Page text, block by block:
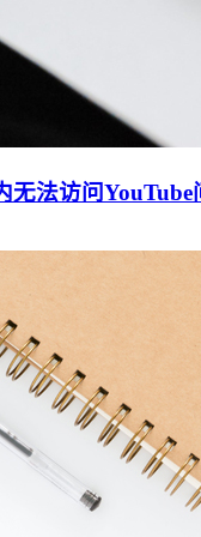
无法访问YouTube